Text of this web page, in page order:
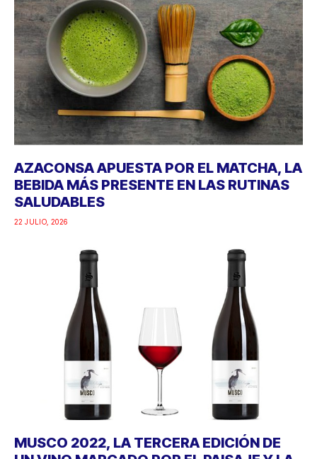
AZACONSA APUESTA POR EL MATCHA, LA
BEBIDA MÁS PRESENTE EN LAS RUTINAS
SALUDABLES
22 JULIO, 2026
MUSCO 2022, LA TERCERA EDICIÓN DE